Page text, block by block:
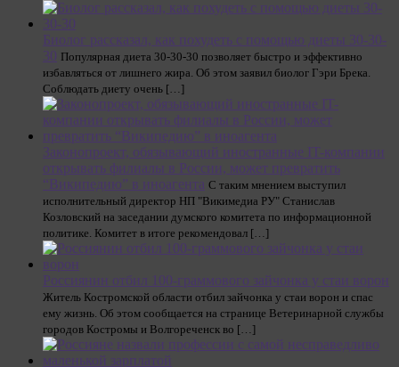
Биолог рассказал, как похудеть с помощью диеты 30-30-
30 Популярная диета 30-30-30 позволяет быстро и эффективно
избавляться от лишнего жира. Об этом заявил биолог Гэри Брека.
Соблюдать диету очень […]
Законопроект, обязывающий иностранные IT-компании
открывать филиалы в России, может превратить
“Википедию” в иноагента С таким мнением выступил
исполнительный директор НП "Викимедиа РУ" Станислав
Козловский на заседании думского комитета по информационной
политике. Комитет в итоге рекомендовал […]
Россиянин отбил 100-граммового зайчонка у стаи ворон
Житель Костромской области отбил зайчонка у стаи ворон и спас
ему жизнь. Об этом сообщается на странице Ветеринарной службы
городов Костромы и Волгореченск во […]